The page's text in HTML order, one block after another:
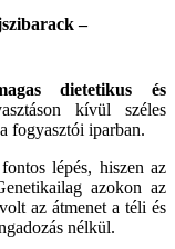
–
dietetikus és
kívül széles
fogyasztói iparban.
lépés, hiszen az
azokon az
az átmenet a téli és
nélkül.